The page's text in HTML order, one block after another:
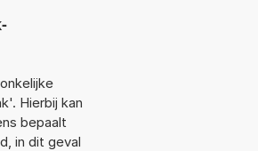
Hierbij kan
bepaalt
in dit geval